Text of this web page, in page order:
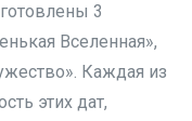
3
Вселенная»,
Каждая из
этих дат,